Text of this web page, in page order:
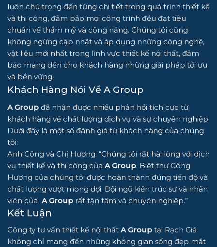
luôn chú trọng đến từng chi tiết trong quá trình thiết kế
và thi công, đảm bảo mọi công trình đều đạt tiêu
chuẩn về thẩm mỹ và công năng. Chúng tôi cũng
không ngừng cập nhật và áp dụng những công nghệ,
vật liệu mới nhất trong lĩnh vực thiết kế nội thất, đảm
bảo mang đến cho khách hàng những giải pháp tối ưu
và bền vững.
Khách Hàng Nói Về A Group
A Group đã nhận được nhiều phản hồi tích cực từ
khách hàng về chất lượng dịch vụ và sự chuyên nghiệp.
Dưới đây là một số đánh giá từ khách hàng của chúng
tôi:
Anh Công và Chị Hương: “Chúng tôi rất hài lòng với dịch
vụ thiết kế và thi công của A Group. Biệt thự Công
Hương của chúng tôi được hoàn thành đúng tiến độ và
chất lượng vượt mong đợi. Đội ngũ kiến trúc sư và nhân
viên của A Group rất tận tâm và chuyên nghiệp.”
Kết Luận
Công ty tư vấn thiết kế nội thất A Group tại Rạch Giá
không chỉ mang đến những không gian sống đẹp mắt